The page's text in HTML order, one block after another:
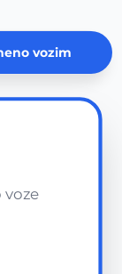
vozim
voze